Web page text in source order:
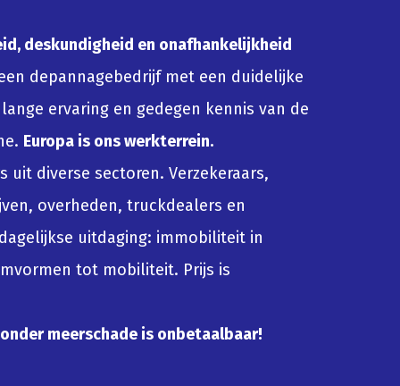
deskundigheid en onafhankelijkheid
depannagebedrijf met een duidelijke
ervaring en gedegen kennis van de
Europa is ons werkterrein.
uit diverse sectoren. Verzekeraars,
overheden, truckdealers en
uitdaging: immobiliteit in
tot mobiliteit. Prijs is
meerschade is onbetaalbaar!